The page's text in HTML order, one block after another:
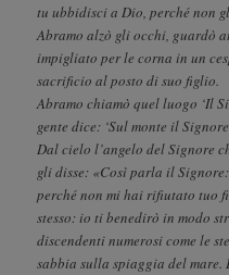
tu ubbidisci a Dio, perché non
Abramo alzò gli occhi, guardò
impigliato per le corna in un
sacrificio al posto di suo figlio.
Abramo chiamò quel luogo ‘Il
gente dice: ‘Sul monte il
Dal cielo l’angelo del Signore
gli disse: «Così parla il
perché non mi hai rifiutato tuo
stesso: io ti benedirò in modo
discendenti numerosi come le
sabbia sulla spiaggia del